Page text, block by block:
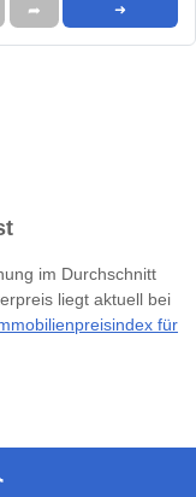
➦ ➜
im Durchschnitt
liegt aktuell bei
für